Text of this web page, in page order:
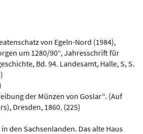
von Egeln-Nord (1984),
um 1280/90“, Jahresschrift für
Bd. 94. Landesamt, Halle, S, S.
der Münzen von Goslar“. (Auf
Dresden, 1860. (225)
in den Sachsenlanden. Das alte Haus